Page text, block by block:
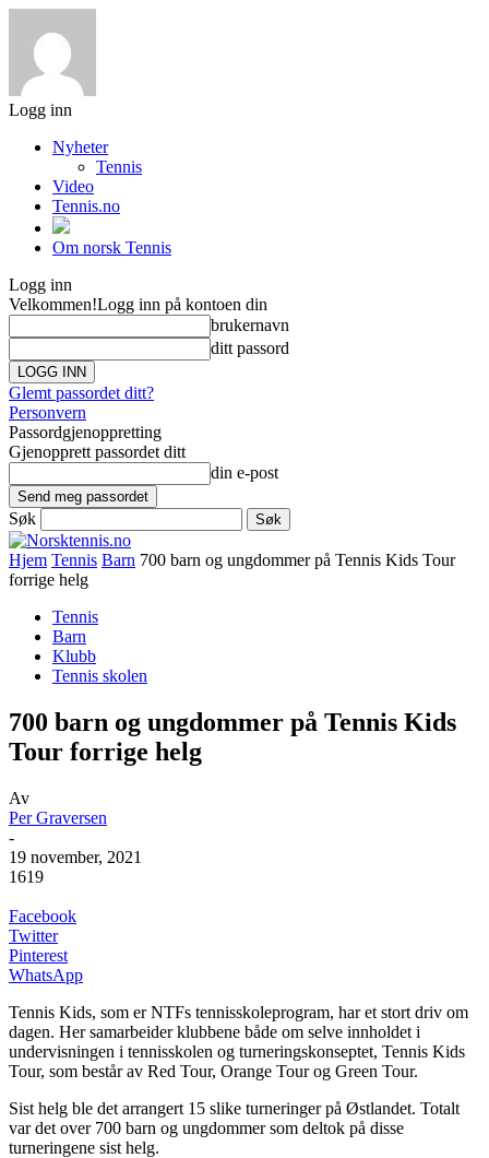
Logg inn
Nyheter
Tennis
Video
Tennis.no
Om norsk Tennis
Logg inn
Velkommen!Logg inn på kontoen din
brukernavn
ditt passord
Glemt passordet ditt?
Personvern
Passordgjenoppretting
Gjenopprett passordet ditt
din e-post
Søk
Hjem Tennis Barn 700 barn og ungdommer på Tennis Kids Tour
forrige helg
Tennis
Barn
Klubb
Tennis skolen
700 barn og ungdommer på Tennis Kids
Tour forrige helg
Av
Per Graversen
-
19 november, 2021
1619
Facebook
Twitter
Pinterest
WhatsApp
Tennis Kids, som er NTFs tennisskoleprogram, har et stort driv om
dagen. Her samarbeider klubbene både om selve innholdet i
undervisningen i tennisskolen og turneringskonseptet, Tennis Kids
Tour, som består av Red Tour, Orange Tour og Green Tour.
Sist helg ble det arrangert 15 slike turneringer på Østlandet. Totalt
var det over 700 barn og ungdommer som deltok på disse
turneringene sist helg.